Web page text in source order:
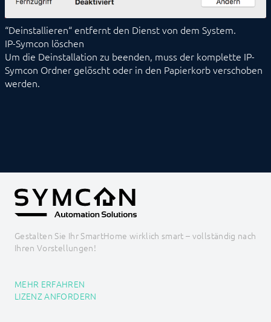
“Deinstallieren“ entfernt den Dienst von dem System.
IP-Symcon löschen
Um die Deinstallation zu beenden, muss der komplette IP-
Symcon Ordner gelöscht oder in den Papierkorb verschoben
werden.
Gestalten Sie Ihr SmartHome wirklich smart – vollständig nach
Ihren Vorstellungen!
MEHR ERFAHREN
LIZENZ ANFORDERN